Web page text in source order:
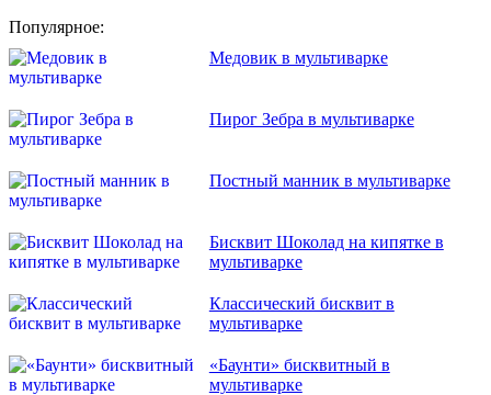
Популярное:
Медовик в мультиварке
Пирог Зебра в мультиварке
Постный манник в мультиварке
Бисквит Шоколад на кипятке в
мультиварке
Классический бисквит в
мультиварке
«Баунти» бисквитный в
мультиварке